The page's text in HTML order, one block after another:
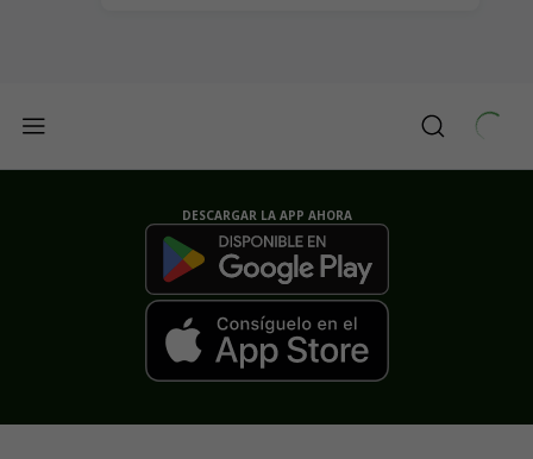
DESCARGAR LA APP AHORA